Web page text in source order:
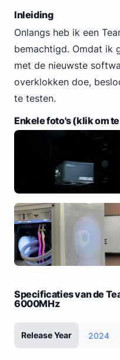
Inleiding
Onlangs heb ik een
bemachtigd. Omdat ik
met de nieuwste
overklokken doe,
te testen.
Enkele foto's (klik om
Specificaties van de
6000MHz
Release Year 2024